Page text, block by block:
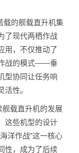
的舰载直升机集
了现代两栖作战
用，不仅推动了
战的模式——垂
型协同让任务响
性。
载直升机的发展
这些机型的设计
洋作战”这一核心
性，成为了后续